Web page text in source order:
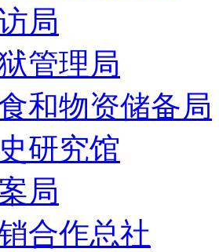
局
管理局
和物资储备局
研究馆
局
合作总社